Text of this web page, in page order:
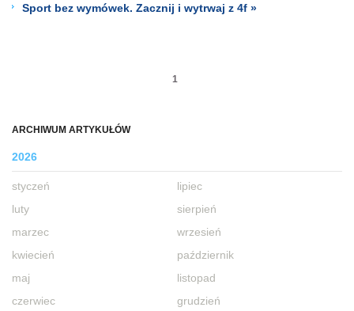
ARCHIWUM ARTYKUŁÓW
2026
styczeń
luty
marzec
kwiecień
maj
czerwiec
lipiec
sierpień
wrzesień
październik
listopad
grudzień
Sport bez wymówek. Zacznij i wytrwaj z 4f »
1